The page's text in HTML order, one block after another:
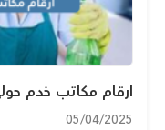
ارقام مكاتب خدم
05/04/2025